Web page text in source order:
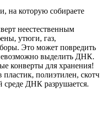
на которую собираете
неестественным
утюги, газ,
Это может повредить
выделить ДНК.
конверты для хранения!
полиэтилен, скотч
среде ДНК разрушается.